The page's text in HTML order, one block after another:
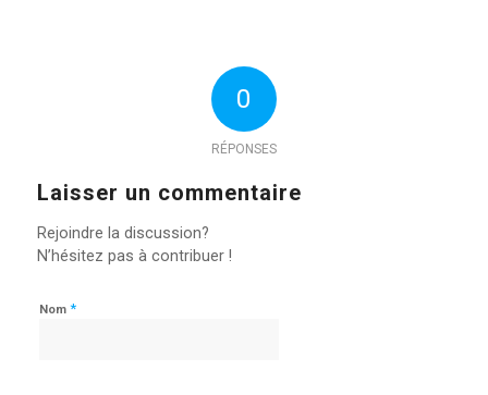
0
RÉPONSES
Laisser un commentaire
Rejoindre la discussion?
N’hésitez pas à contribuer !
Nom *